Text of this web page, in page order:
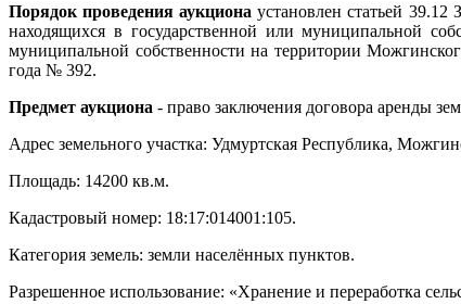
Порядок проведения аукциона установлен статьей
находящихся в государственной или муниципальной
муниципальной собственности на территории
года № 392.
Предмет аукциона - право заключения договора аренды
Адрес земельного участка: Удмуртская Республика,
Площадь: 14200 кв.м.
Кадастровый номер: 18:17:014001:105.
Категория земель: земли населённых пунктов.
Разрешенное использование: «Хранение и переработка